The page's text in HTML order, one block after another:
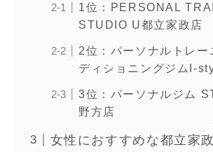
1位：PERSONAL
STUDIO U都立家政店
2位：パーソナルトレー
ディショニングジムI-
3位：パーソナルジム
野方店
女性におすすめな都立家